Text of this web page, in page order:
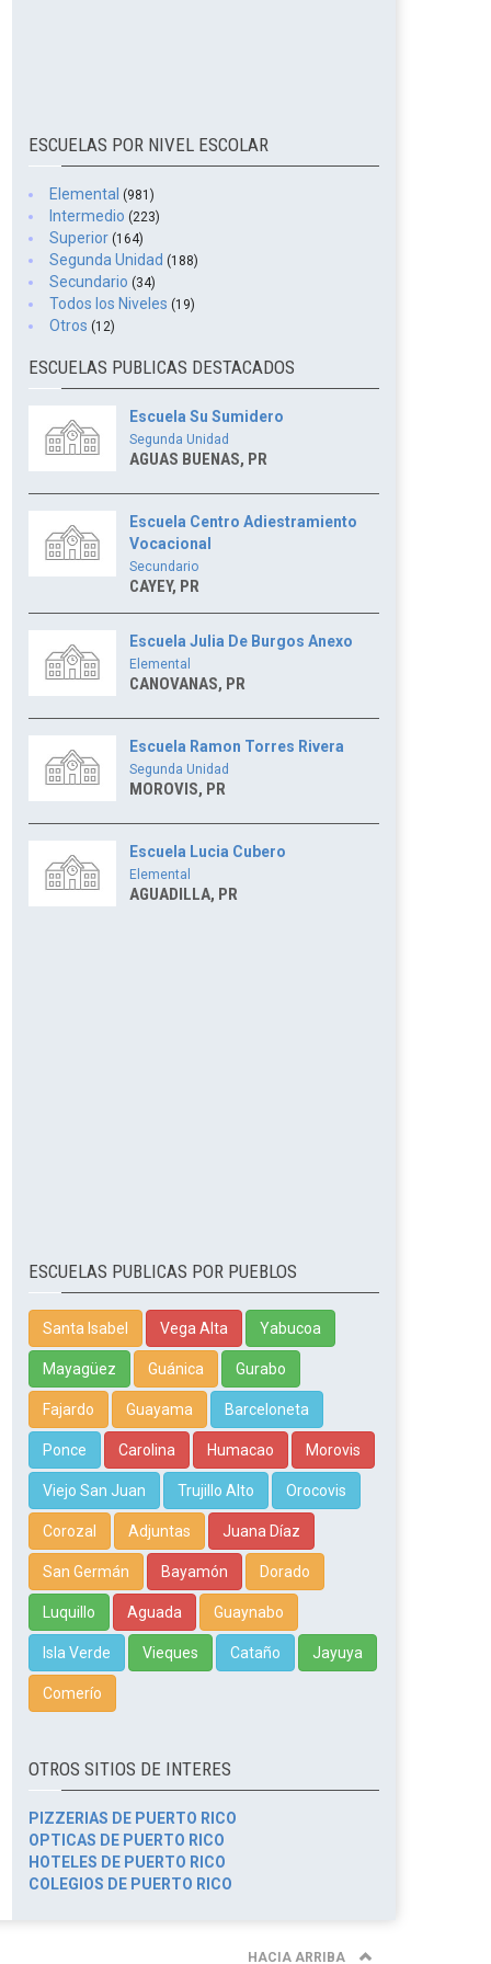
ESCUELAS POR NIVEL ESCOLAR
Elemental (981)
Intermedio (223)
Superior (164)
Segunda Unidad (188)
Secundario (34)
Todos los Niveles (19)
Otros (12)
ESCUELAS PUBLICAS DESTACADOS
Escuela Su Sumidero
Segunda Unidad
AGUAS BUENAS, PR
Escuela Centro Adiestramiento
Vocacional
Secundario
CAYEY, PR
Escuela Julia De Burgos Anexo
Elemental
CANOVANAS, PR
Escuela Ramon Torres Rivera
Segunda Unidad
MOROVIS, PR
Escuela Lucia Cubero
Elemental
AGUADILLA, PR
ESCUELAS PUBLICAS POR PUEBLOS
Santa Isabel Vega Alta Yabucoa
Mayagüez Guánica Gurabo
Fajardo Guayama Barceloneta
Ponce Carolina Humacao Morovis
Viejo San Juan Trujillo Alto Orocovis
Corozal Adjuntas Juana Díaz
San Germán Bayamón Dorado
Luquillo Aguada Guaynabo
Isla Verde Vieques Cataño Jayuya
Comerío
OTROS SITIOS DE INTERES
PIZZERIAS DE PUERTO RICO
OPTICAS DE PUERTO RICO
HOTELES DE PUERTO RICO
COLEGIOS DE PUERTO RICO
HACIA ARRIBA